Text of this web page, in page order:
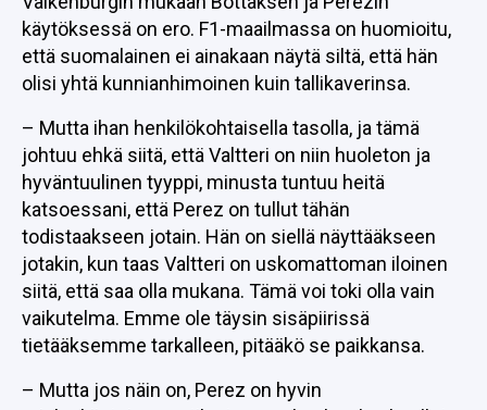
käytöksessä on ero. F1-maailmassa on huomioitu,
että suomalainen ei ainakaan näytä siltä, että hän
olisi yhtä kunnianhimoinen kuin tallikaverinsa.
– Mutta ihan henkilökohtaisella tasolla, ja tämä
johtuu ehkä siitä, että Valtteri on niin huoleton ja
hyväntuulinen tyyppi, minusta tuntuu heitä
katsoessani, että Perez on tullut tähän
todistaakseen jotain. Hän on siellä näyttääkseen
jotakin, kun taas Valtteri on uskomattoman iloinen
siitä, että saa olla mukana. Tämä voi toki olla vain
vaikutelma. Emme ole täysin sisäpiirissä
tietääksemme tarkalleen, pitääkö se paikkansa.
– Mutta jos näin on, Perez on hyvin